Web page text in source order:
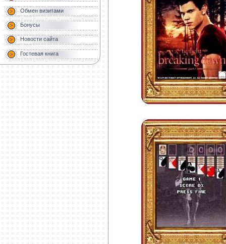
Обмен визитами
Бонусы
Новости сайта
Гостевая книга